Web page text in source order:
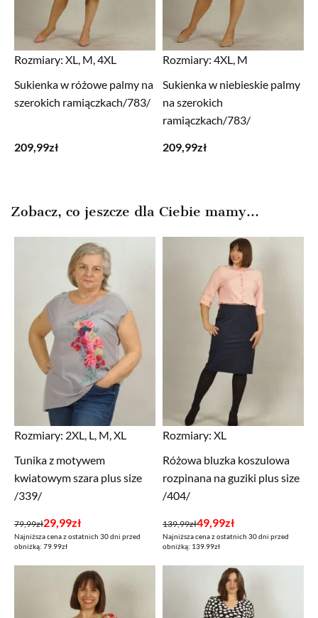
Rozmiary: XL, M, 4XL
Sukienka w różowe palmy na
szerokich ramiączkach/783/
209,99zł
Rozmiary: 4XL, M
Sukienka w niebieskie palmy
na szerokich
ramiączkach/783/
209,99zł
Zobacz, co jeszcze dla Ciebie mamy...
Rozmiary: 2XL, L, M, XL
Tunika z motywem
kwiatowym szara plus size
/339/
79,99zł
Pierwotna
cena
29,99zł
Aktualna
cena
Najniższa cena z ostatnich 30 dni przed
obniżką: 79.99zł
Rozmiary: XL
Różowa bluzka koszulowa
rozpinana na guziki plus size
/404/
139,99zł
Pierwotna
cena
49,99zł
Aktualna
cena
Najniższa cena z ostatnich 30 dni przed
obniżką: 139.99zł